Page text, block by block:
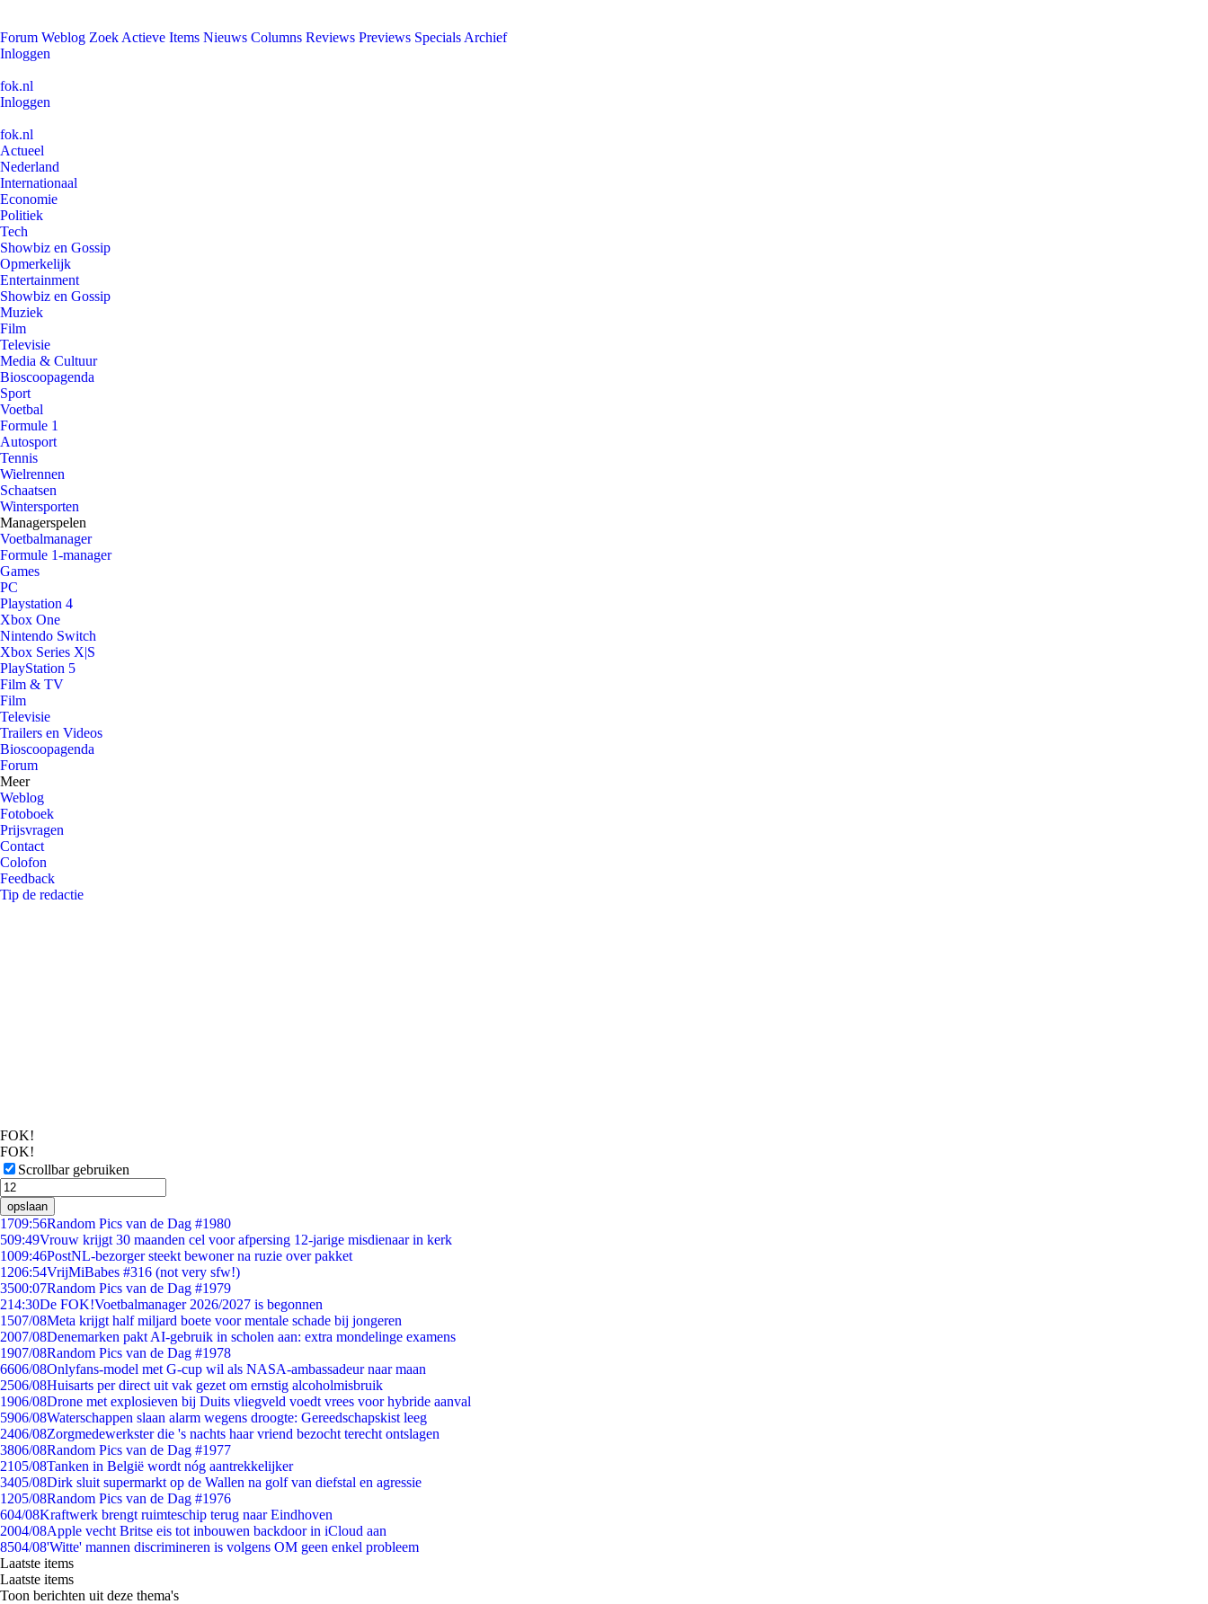
Forum Weblog Zoek Actieve Items Nieuws Columns Reviews Previews Specials Archief
Inloggen
fok.nl
Inloggen
fok.nl
Actueel
Nederland
Internationaal
Economie
Politiek
Tech
Showbiz en Gossip
Opmerkelijk
Entertainment
Showbiz en Gossip
Muziek
Film
Televisie
Media & Cultuur
Bioscoopagenda
Sport
Voetbal
Formule 1
Autosport
Tennis
Wielrennen
Schaatsen
Wintersporten
Managerspelen
Voetbalmanager
Formule 1-manager
Games
PC
Playstation 4
Xbox One
Nintendo Switch
Xbox Series X|S
PlayStation 5
Film & TV
Film
Televisie
Trailers en Videos
Bioscoopagenda
Forum
Meer
Weblog
Fotoboek
Prijsvragen
Contact
Colofon
Feedback
Tip de redactie
FOK!
FOK!
Scrollbar gebruiken
opslaan
1709:56Random Pics van de Dag #1980
509:49Vrouw krijgt 30 maanden cel voor afpersing 12-jarige misdienaar in kerk
1009:46PostNL-bezorger steekt bewoner na ruzie over pakket
1206:54VrijMiBabes #316 (not very sfw!)
3500:07Random Pics van de Dag #1979
214:30De FOK!Voetbalmanager 2026/2027 is begonnen
1507/08Meta krijgt half miljard boete voor mentale schade bij jongeren
2007/08Denemarken pakt AI-gebruik in scholen aan: extra mondelinge examens
1907/08Random Pics van de Dag #1978
6606/08Onlyfans-model met G-cup wil als NASA-ambassadeur naar maan
2506/08Huisarts per direct uit vak gezet om ernstig alcoholmisbruik
1906/08Drone met explosieven bij Duits vliegveld voedt vrees voor hybride aanval
5906/08Waterschappen slaan alarm wegens droogte: Gereedschapskist leeg
2406/08Zorgmedewerkster die 's nachts haar vriend bezocht terecht ontslagen
3806/08Random Pics van de Dag #1977
2105/08Tanken in België wordt nóg aantrekkelijker
3405/08Dirk sluit supermarkt op de Wallen na golf van diefstal en agressie
1205/08Random Pics van de Dag #1976
604/08Kraftwerk brengt ruimteschip terug naar Eindhoven
2004/08Apple vecht Britse eis tot inbouwen backdoor in iCloud aan
8504/08'Witte' mannen discrimineren is volgens OM geen enkel probleem
Laatste items
Laatste items
Toon berichten uit deze thema's